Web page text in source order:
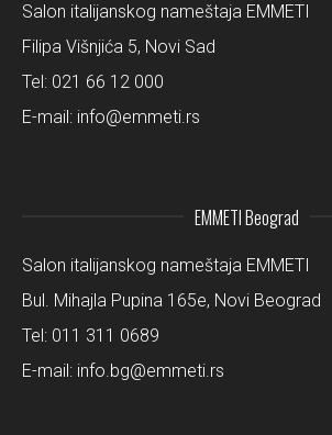
Salon italijanskog nameštaja EMMETI
Filipa Višnjića 5, Novi Sad
Tel: 021 66 12 000
E-mail: info@emmeti.rs
EMMETI Beograd
Salon italijanskog nameštaja EMMETI
Bul. Mihajla Pupina 165e, Novi Beograd
Tel: 011 311 0689
E-mail: info.bg@emmeti.rs